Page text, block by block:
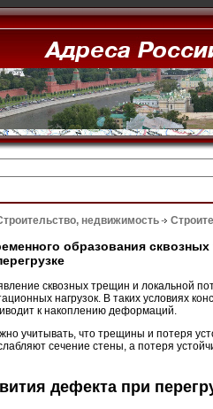
недвижимость
образования
сквозных трещин и локальной
нагрузок. В таких условиях
к накоплению деформаций.
учитывать, что трещины и потеря
сечение стены, а потеря
дефекта при